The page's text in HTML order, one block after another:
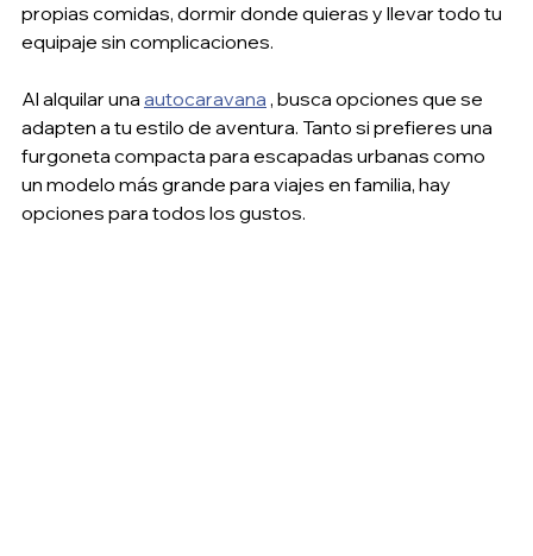
propias comidas, dormir donde quieras y llevar todo tu
equipaje sin complicaciones.
Al alquilar una autocaravana , busca opciones que se
adapten a tu estilo de aventura. Tanto si prefieres una
furgoneta compacta para escapadas urbanas como
un modelo más grande para viajes en familia, hay
opciones para todos los gustos.